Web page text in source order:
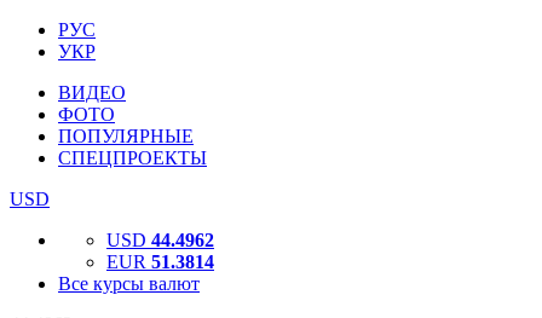
РУС
УКР
ВИДЕО
ФОТО
ПОПУЛЯРНЫЕ
СПЕЦПРОЕКТЫ
USD
USD 44.4962
EUR 51.3814
Все курсы валют